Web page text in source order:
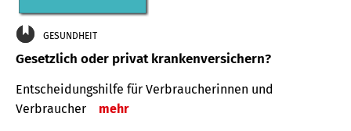
GESUNDHEIT
Gesetzlich oder privat krankenversichern?
Entscheidungshilfe für Verbraucherinnen und
Verbraucher
mehr